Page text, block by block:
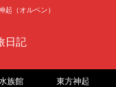
起（オルペン）
日記
族館 東方神起